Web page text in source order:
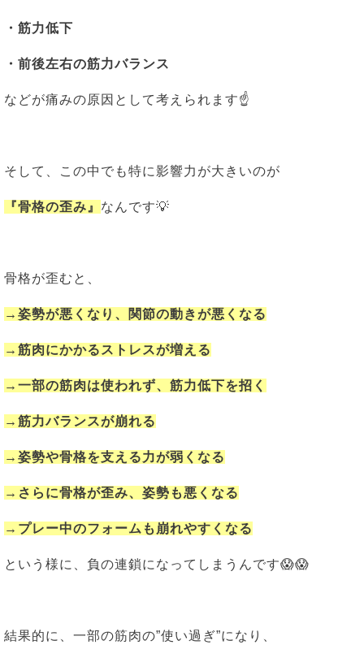
・筋力低下
・前後左右の筋力バランス
などが痛みの原因として考えられます☝
そして、この中でも特に影響力が大きいのが
『骨格の歪み』 なんです💡
骨格が歪むと、
→姿勢が悪くなり、 関節の動きが悪くなる
→筋肉にかかるストレスが増える
→一部の筋肉は使われず、筋力低下を招く
→筋力バランスが崩れる
→姿勢や骨格を支える力が弱くなる
→さらに骨格が歪み、姿勢も悪くなる
→プレー中のフォームも崩れやすくなる
という様に、負の連鎖になってしまうんです😱😱
結果的に、一部の筋肉の”使い過ぎ”になり、